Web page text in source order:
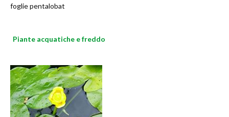
foglie pentalobat
Piante acquatiche e freddo